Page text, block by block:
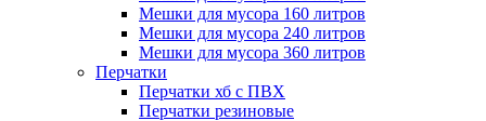
Мешки для мусора 160 литров
Мешки для мусора 240 литров
Мешки для мусора 360 литров
Перчатки
Перчатки хб с ПВХ
Перчатки резиновые